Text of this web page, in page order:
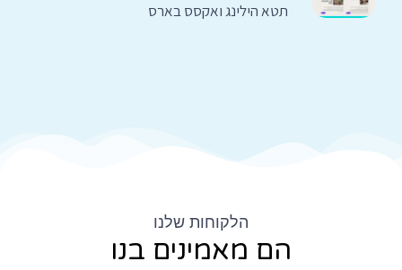
תטא הילינג ואקסס בארס
הלקוחות שלנו
הם מאמינים בנו